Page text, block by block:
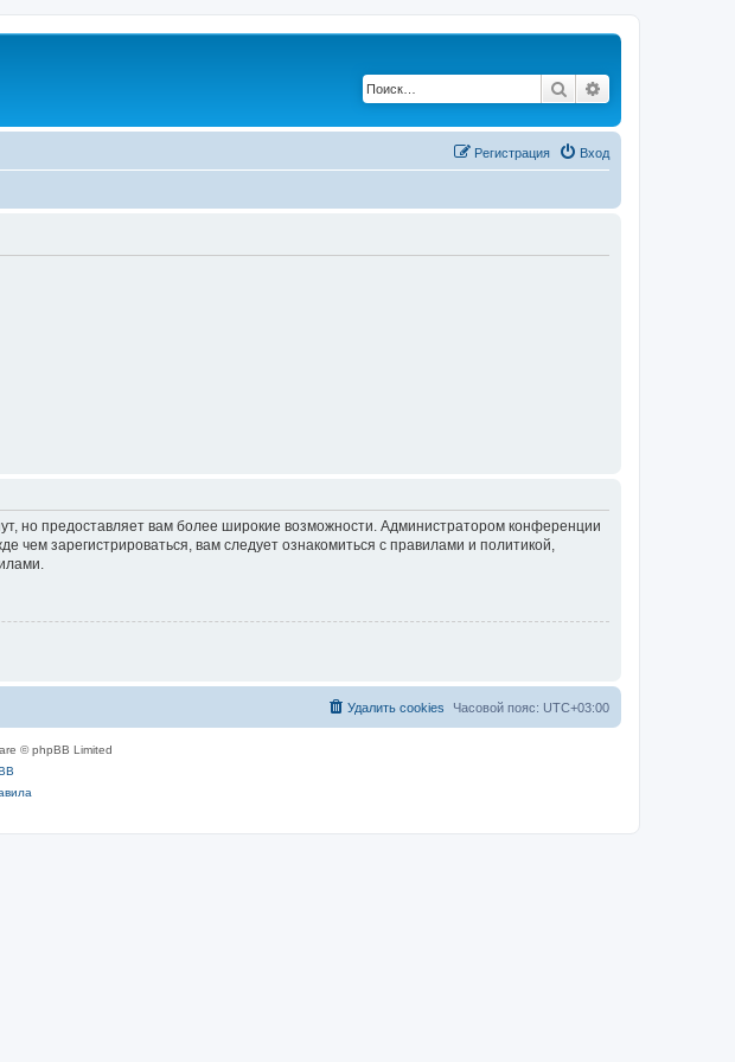
Поиск
Вход
Регистрация
но предоставляет вам более широкие возможности. Администратором конференции
чем зарегистрироваться, вам следует ознакомиться с правилами и политикой,
Часовой пояс: UTC+03:00
Удалить cookies
© phpBB Limited